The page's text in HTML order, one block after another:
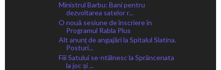
Ministrul Barbu: Bani pentru
dezvoltarea satelor r...
O nouă sesiune de înscriere în
Programul Rabla Plus
Alt anunț de angajări la Spitalul Slatina.
Posturi...
Fiii Satului se-ntâlnesc la Sprâncenata
la joc și ...